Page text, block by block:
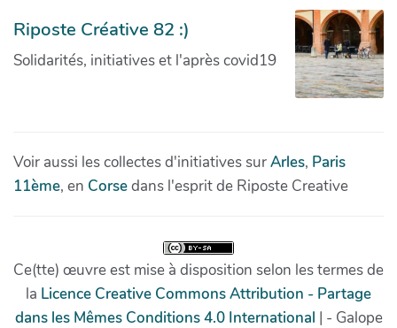
Riposte Créative 82 :)
Solidarités, initiatives et l'après covid19
Voir aussi les collectes d'initiatives surArles, Paris
11ème, en Corsedans l'esprit de Riposte Creative
Ce(tte) œuvre est mise à disposition selon les termes de
la Licence Creative Commons Attribution - Partage
dans les Mêmes Conditions 4.0 International | - Galope